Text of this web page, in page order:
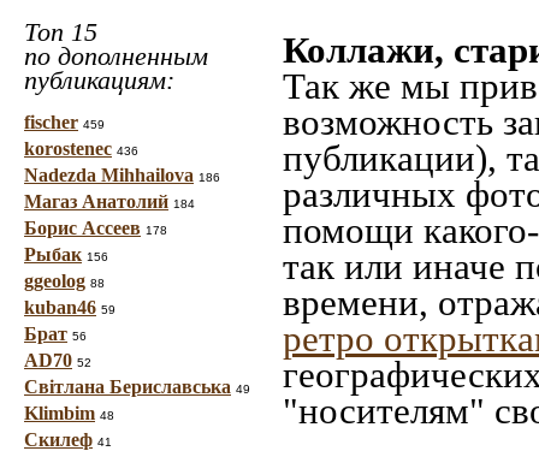
Топ 15
по дополненным
публикациям:
fischer 459
korostenec 436
Nadezda Mihhailova 186
Магаз Анатолий 184
Борис Ассеев 178
Рыбак 156
ggeolog 88
kuban46 59
Брат 56
AD70 52
Світлана Бериславська 49
Klimbim 48
Скилеф 41
Коллажи,
Так же мы
возможность
публикации),
различных
помощи
так или иначе
времени,
ретро
"носителям"